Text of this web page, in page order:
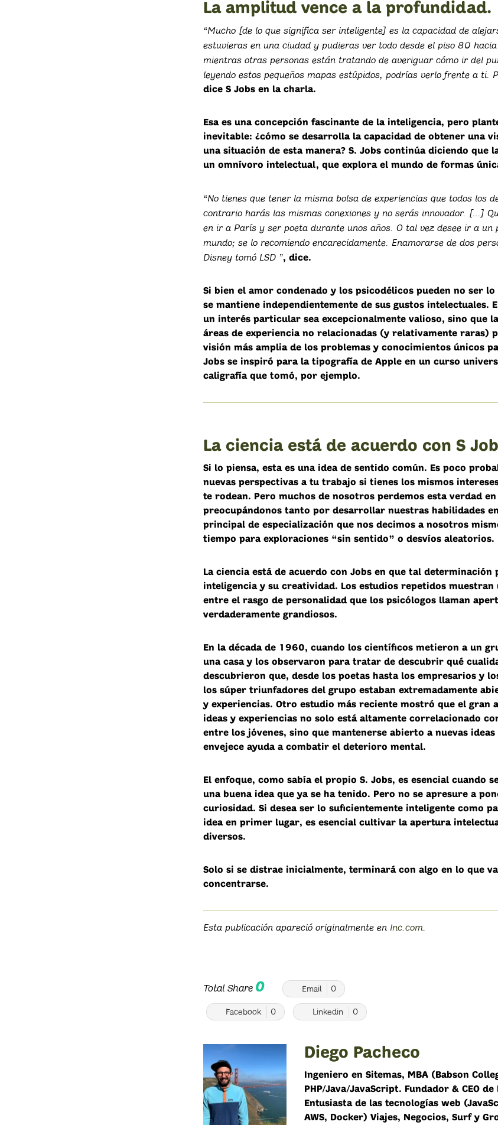
La amplitud vence a la profundidad.
“Mucho [de lo que significa ser inteligente] es la capacidad de
estuvieras en una ciudad y pudieras ver todo desde el piso 80
mientras otras personas están tratando de averiguar cómo ir del
leyendo estos pequeños mapas estúpidos, podrías verlo frente a ti.
dice S Jobs en la charla.
Esa es una concepción fascinante de la inteligencia, pero
inevitable: ¿cómo se desarrolla la capacidad de obtener una
una situación de esta manera? S. Jobs continúa diciendo que
un omnívoro intelectual, que explora el mundo de formas
“No tienes que tener la misma bolsa de experiencias que todos los
contrario harás las mismas conexiones y no serás innovador. […]
en ir a París y ser poeta durante unos años. O tal vez desee ir a un
mundo; se lo recomiendo encarecidamente. Enamorarse de dos
Disney tomó LSD ”, dice.
Si bien el amor condenado y los psicodélicos pueden no ser
se mantiene independientemente de sus gustos intelectuales.
un interés particular sea excepcionalmente valioso, sino que
áreas de experiencia no relacionadas (y relativamente raras)
visión más amplia de los problemas y conocimientos únicos
Jobs se inspiró para la tipografía de Apple en un curso
caligrafía que tomó, por ejemplo.
La ciencia está de acuerdo con S
Si lo piensa, esta es una idea de sentido común. Es poco
nuevas perspectivas a tu trabajo si tienes los mismos
te rodean. Pero muchos de nosotros perdemos esta verdad
preocupándonos tanto por desarrollar nuestras habilidades
principal de especialización que nos decimos a nosotros
tiempo para exploraciones “sin sentido” o desvíos aleatorios.
La ciencia está de acuerdo con Jobs en que tal determinación
inteligencia y su creatividad. Los estudios repetidos
entre el rasgo de personalidad que los psicólogos llaman
verdaderamente grandiosos.
En la década de 1960, cuando los científicos metieron a un
una casa y los observaron para tratar de descubrir qué
descubrieron que, desde los poetas hasta los empresarios y
los súper triunfadores del grupo estaban extremadamente
y experiencias. Otro estudio más reciente mostró que el gran
ideas y experiencias no solo está altamente correlacionado
entre los jóvenes, sino que mantenerse abierto a nuevas ideas
envejece ayuda a combatir el deterioro mental.
El enfoque, como sabía el propio S. Jobs, es esencial cuando
una buena idea que ya se ha tenido. Pero no se apresure a
curiosidad. Si desea ser lo suficientemente inteligente como
idea en primer lugar, es esencial cultivar la apertura
diversos.
Solo si se distrae inicialmente, terminará con algo en lo que
concentrarse.
Esta publicación apareció originalmente en Inc.com.
Total Share 0 Email 0
Facebook 0 Linkedin 0
Diego Pacheco
Ingeniero en Sitemas, MBA (Babson
PHP/Java/JavaScript. Fundador & CEO de
Entusiasta de las tecnologías web
AWS, Docker) Viajes, Negocios, Surf y